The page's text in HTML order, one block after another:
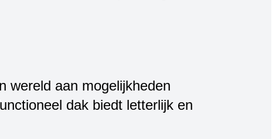
wereld aan mogelijkheden
dak biedt letterlijk en